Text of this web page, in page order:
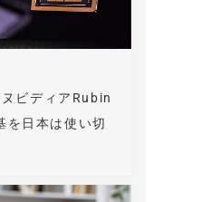
ビディアRubin
を日本は使い切